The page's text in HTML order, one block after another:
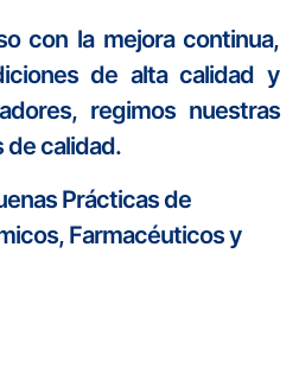
con la mejora continua,
de alta calidad y
regimos nuestras
de calidad.
Prácticas de
Farmacéuticos y